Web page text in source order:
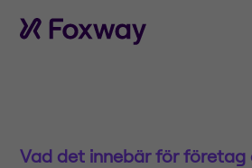
Vad det innebär för företag